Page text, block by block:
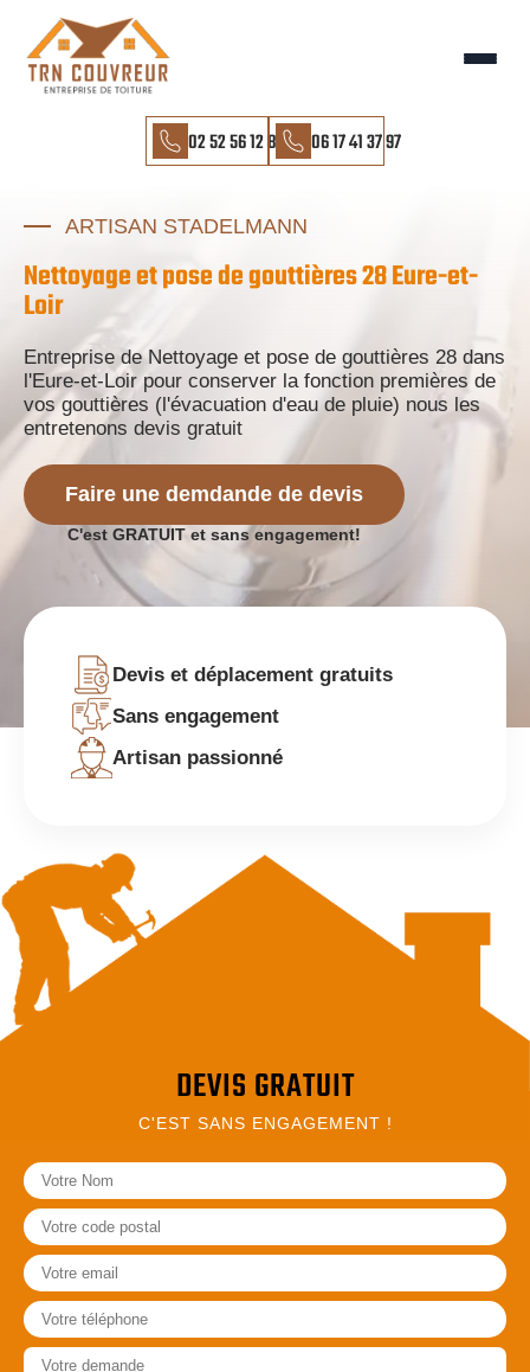
02 52 56 12 85 06 17 41 37 97
ARTISAN STADELMANN
Nettoyage et pose de gouttières 28 Eure-et-
Loir
Entreprise de Nettoyage et pose de gouttières 28 dans
l'Eure-et-Loir pour conserver la fonction premières de
vos gouttières (l'évacuation d'eau de pluie) nous les
entretenons devis gratuit
Faire une demdande de devis
C'est GRATUIT et sans engagement!
Devis et déplacement gratuits
Sans engagement
Artisan passionné
DEVIS GRATUIT
C'EST SANS ENGAGEMENT !